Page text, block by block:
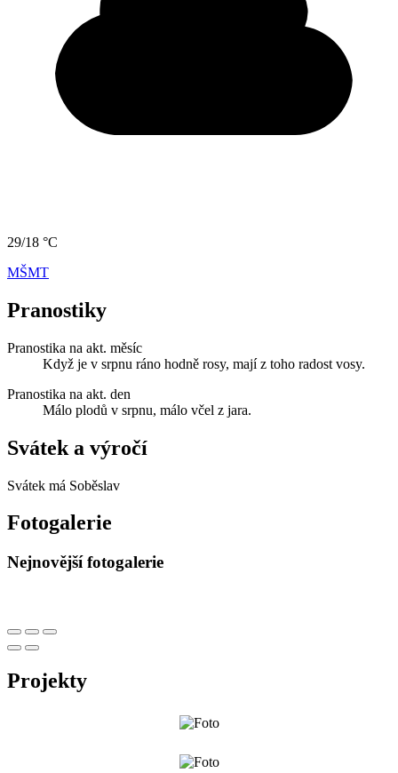
29/18 °C
MŠMT
Pranostiky
Pranostika na akt. měsíc
Když je v srpnu ráno hodně rosy, mají z toho radost vosy.
Pranostika na akt. den
Málo plodů v srpnu, málo včel z jara.
Svátek a výročí
Svátek má Soběslav
Fotogalerie
Nejnovější fotogalerie
Projekty